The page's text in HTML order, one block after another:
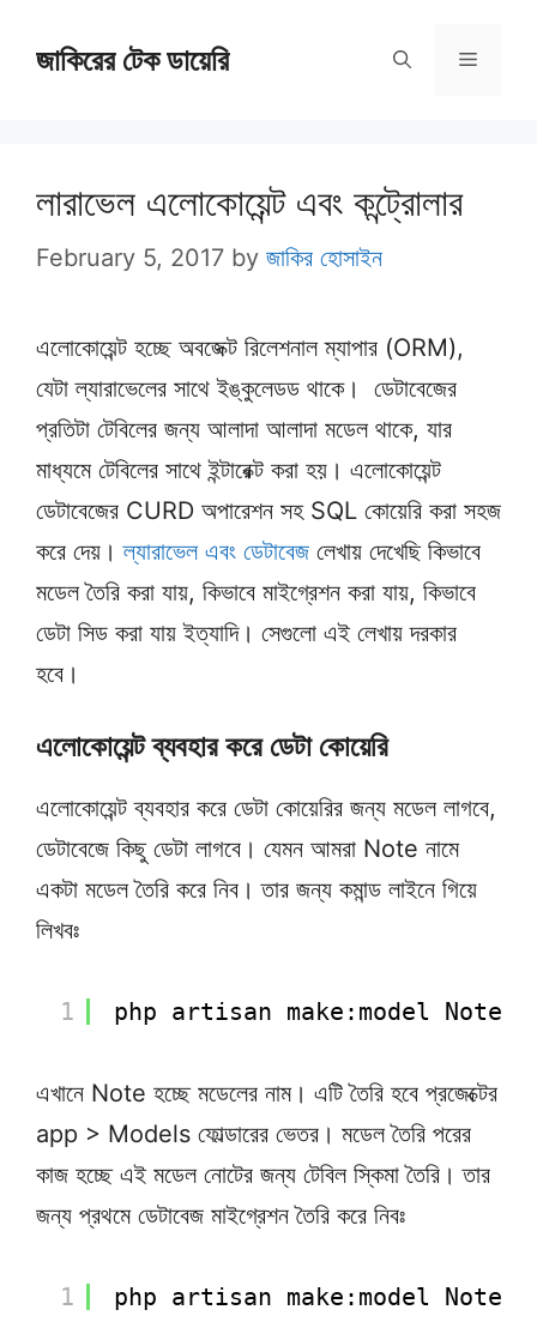
জাকিরের টেক ডায়েরি Menu
লারাভেল এলোকোয়েন্ট এবং কন্ট্রোলার
February 5, 2017 by জাকির হোসাইন
এলোকোয়েন্ট হচ্ছে অবজেক্ট রিলেশনাল ম্যাপার (ORM),
যেটা ল্যারাভেলের সাথে ইঙ্কুলেডড থাকে। ডেটাবেজের
প্রতিটা টেবিলের জন্য আলাদা আলাদা মডেল থাকে, যার
মাধ্যমে টেবিলের সাথে ইন্টারেক্ট করা হয়। এলোকোয়েন্ট
ডেটাবেজের CURD অপারেশন সহ SQL কোয়েরি করা সহজ
করে দেয়।ল্যারাভেল এবং ডেটাবেজ লেখায় দেখেছি কিভাবে
মডেল তৈরি করা যায়, কিভাবে মাইগ্রেশন করা যায়, কিভাবে
ডেটা সিড করা যায় ইত্যাদি। সেগুলো এই লেখায় দরকার
হবে।
এলোকোয়েন্ট ব্যবহার করে ডেটা কোয়েরি
এলোকোয়েন্ট ব্যবহার করে ডেটা কোয়েরির জন্য মডেল লাগবে,
ডেটাবেজে কিছু ডেটা লাগবে। যেমন আমরা Note নামে
একটা মডেল তৈরি করে নিব। তার জন্য কমান্ড লাইনে গিয়ে
লিখবঃ
1 php artisan make:model Note
এখানে Note হচ্ছে মডেলের নাম। এটি তৈরি হবে প্রজেক্টের
app > Models ফোল্ডারের ভেতর। মডেল তৈরি পরের
কাজ হচ্ছে এই মডেল নোটের জন্য টেবিল স্কিমা তৈরি। তার
জন্য প্রথমে ডেটাবেজ মাইগ্রেশন তৈরি করে নিবঃ
1 php artisan make:model